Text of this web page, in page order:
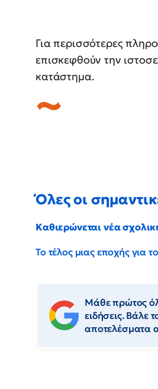
Για περισσότερες
επισκεφθούν την
κατάστημα.
Όλες οι
Καθιερώνεται νέα
Το τέλος μιας εποχής για
Μάθε πρώτος
ειδήσεις. Βάλε
αποτελέσματα